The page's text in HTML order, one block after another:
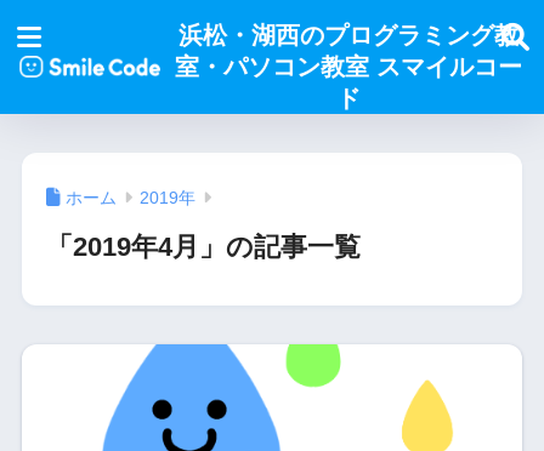
浜松・湖西のプログラミング教
室・パソコン教室 スマイルコー
ド
ホーム 2019年
「2019年4月」の記事一覧